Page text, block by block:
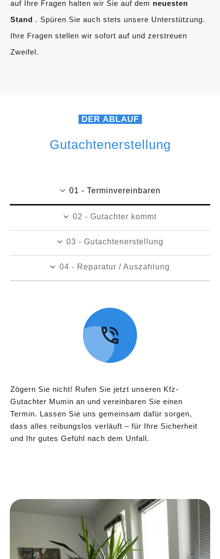
auf Ihre Fragen halten wir Sie auf dem neuesten
Stand . Spüren Sie auch stets unsere Unterstützung.
Ihre Fragen stellen wir sofort auf und zerstreuen
Zweifel.
DER ABLAUF
Gutachtenerstellung
01 - Terminvereinbaren
02 - Gutachter kommt
03 - Gutachtenerstellung
04 - Reparatur / Auszahlung
Zögern Sie nicht! Rufen Sie jetzt unseren Kfz-
Gutachter Mumin an und vereinbaren Sie einen
Termin. Lassen Sie uns gemeinsam dafür sorgen,
dass alles reibungslos verläuft – für Ihre Sicherheit
und Ihr gutes Gefühl nach dem Unfall.